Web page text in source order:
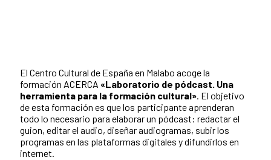
El Centro Cultural de España en Malabo acoge la
formación ACERCA «Laboratorio de pódcast. Una
herramienta para la formación cultural». El objetivo
de esta formación es que los participante aprenderan
todo lo necesario para elaborar un pódcast: redactar el
guion, editar el audio, diseñar audiogramas, subir los
programas en las plataformas digitales y difundirlos en
internet.